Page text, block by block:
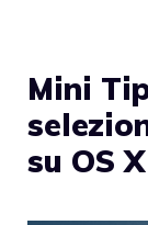
Mini
su OS X